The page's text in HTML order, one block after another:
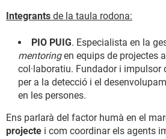
Integrants de la taula rodona:
PIO PUIG. Especialista en la
mentoringen equips de projectes
col·laboratiu. Fundador i impulsor
per a la detecció i el
en les persones.
Ens parlarà del factor humà en el
projecte i com coordinar els agents